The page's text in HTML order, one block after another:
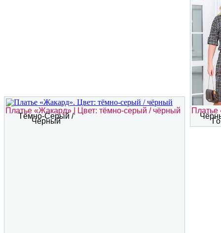
Платье «Жакард» | Цвет: тёмно-серый / чёрный
Тёмно-Серый /
Чёрный
Платье